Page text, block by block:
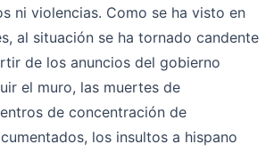
ni violencias. Como se ha visto en
al situación se ha tornado candente
de los anuncios del gobierno
el muro, las muertes de
de concentración de
los insultos a hispano